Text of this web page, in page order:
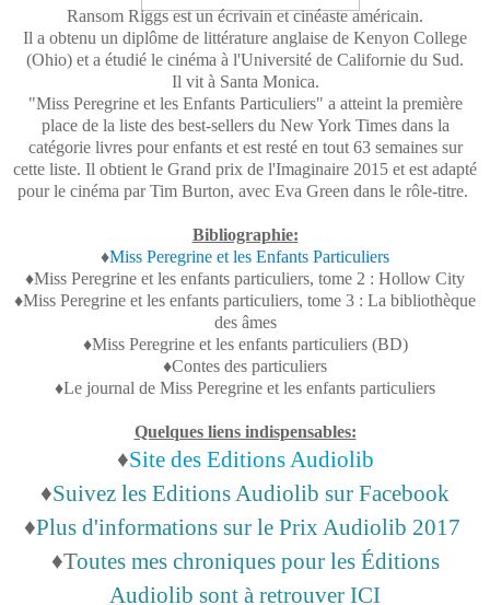
Ransom Riggs est un écrivain et cinéaste américain.
Il a obtenu un diplôme de littérature anglaise de Kenyon College
(Ohio) et a étudié le cinéma à l'Université de Californie du Sud.
Il vit à Santa Monica.
"Miss Peregrine et les Enfants Particuliers" a atteint la première
place de la liste des best-sellers du New York Times dans la
catégorie livres pour enfants et est resté en tout 63 semaines sur
cette liste. Il obtient le Grand prix de l'Imaginaire 2015 et est adapté
pour le cinéma par Tim Burton, avec Eva Green dans le rôle-titre.
Bibliographie:
♦Miss Peregrine et les Enfants Particuliers
♦Miss Peregrine et les enfants particuliers, tome 2 : Hollow City
♦Miss Peregrine et les enfants particuliers, tome 3 : La bibliothèque
des âmes
♦Miss Peregrine et les enfants particuliers (BD)
♦Contes des particuliers
♦Le journal de Miss Peregrine et les enfants particuliers
Quelques liens indispensables:
♦Site des Editions Audiolib
♦Suivez les Editions Audiolib sur Facebook
♦Plus d'informations sur le Prix Audiolib 2017
♦Toutes mes chroniques pour les Éditions
Audiolib sont à retrouver ICI